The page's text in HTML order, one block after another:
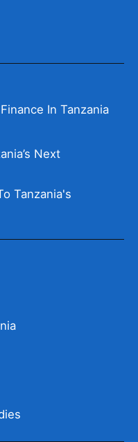
In Tanzania
Next
Tanzania's